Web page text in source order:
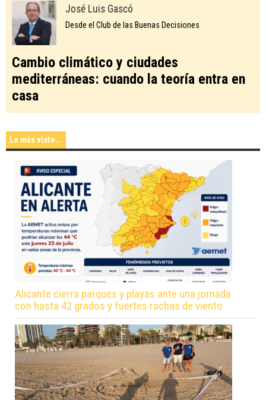
José Luis Gascó
Desde el Club de las Buenas Decisiones
Cambio climático y ciudades
mediterráneas: cuando la teoría entra en
casa
Lo más visto...
Alicante cierra parques y playas ante una jornada
con hasta 42 grados y fuertes rachas de viento